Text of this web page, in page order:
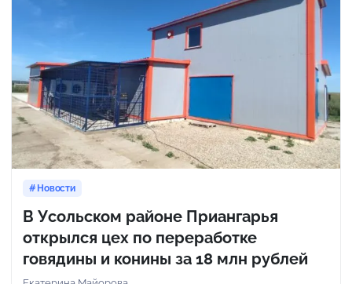
Новости
В Усольском районе Приангарья
открылся цех по переработке
говядины и конины за 18 млн рублей